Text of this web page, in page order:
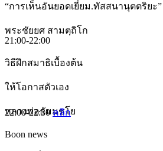
“การเห็นอันยอดเยี่ยม.ทัสสนานุตตริยะ”
พระชัยยศ สามตฺถิโก
21:00-22:00
วิธีฝึกสมาธิเบื้องต้น
ให้โอกาสตัวเอง
หลวงพ่อธัมมชโย
22:00-22:30คลิก
Boon news